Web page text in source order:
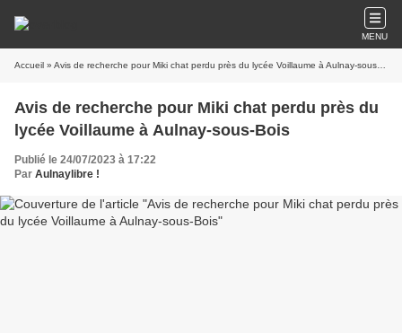
MENU
Accueil » Avis de recherche pour Miki chat perdu près du lycée Voillaume à Aulnay-sous-Bois
Avis de recherche pour Miki chat perdu près du
lycée Voillaume à Aulnay-sous-Bois
Publié le 24/07/2023 à 17:22
Par Aulnaylibre !